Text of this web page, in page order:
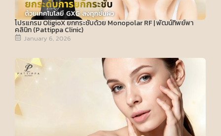
โปรแกรม OligioX ยกกระชับด้วย Monopolar RF | พัฒน์ทิพย์พา
คลินิก (Pattippa Clinic)
January 6, 2026